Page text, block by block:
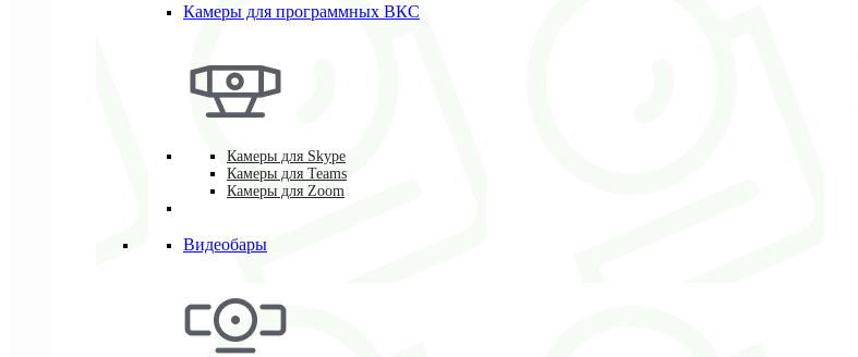
Камеры для программных ВКС
Камеры для Skype
Камеры для Teams
Камеры для Zoom
Видеобары